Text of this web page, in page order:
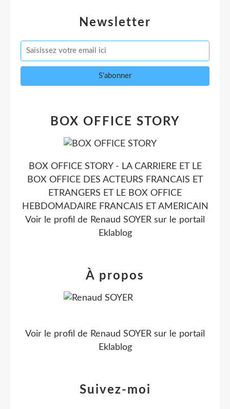
Newsletter
BOX OFFICE STORY
BOX OFFICE STORY - LA CARRIERE ET LE
BOX OFFICE DES ACTEURS FRANCAIS ET
ETRANGERS ET LE BOX OFFICE
HEBDOMADAIRE FRANCAIS ET AMERICAIN
Voir le profil de Renaud SOYER sur le portail
Eklablog
Suivez-moi
À propos
Voir le profil de Renaud SOYER sur le portail
Eklablog